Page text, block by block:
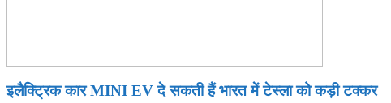
इलैक्ट्रिक कार MINI EV दे सकती हैं भारत में टेस्ला को कड़ी टक्कर